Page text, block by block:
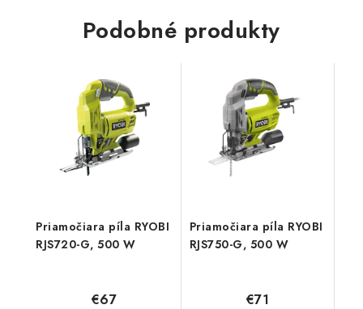
kvalitu a vysoký výkon,...
Dodávaná v praktickej...
Podobné produkty
Priamočiara píla RYOBI
RJS720-G, 500 W
€67
Priamočiara píla RYOBI
RJS750-G, 500 W
€71